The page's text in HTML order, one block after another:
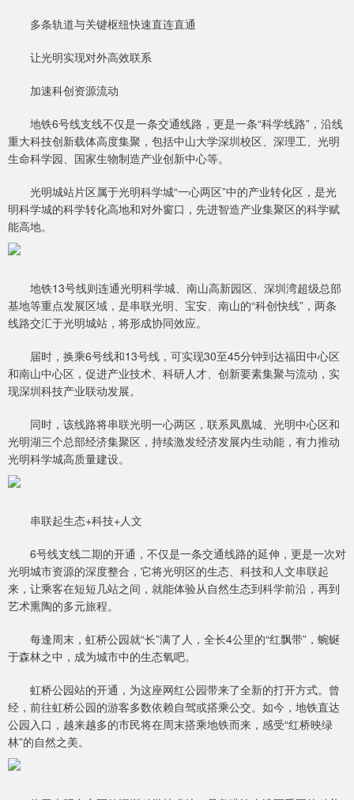
多条轨道与关键枢纽快速直连直通
让光明实现对外高效联系
加速科创资源流动
地铁6号线支线不仅是一条交通线路，更是一条“科学线路”，沿线
重大科技创新载体高度集聚，包括中山大学深圳校区、深理工、光明
生命科学园、国家生物制造产业创新中心等。
光明城站片区属于光明科学城“一心两区”中的产业转化区，是光
明科学城的科学转化高地和对外窗口，先进智造产业集聚区的科学赋
能高地。
地铁13号线则连通光明科学城、南山高新园区、深圳湾超级总部
基地等重点发展区域，是串联光明、宝安、南山的“科创快线”，两条
线路交汇于光明城站，将形成协同效应。
届时，换乘6号线和13号线，可实现30至45分钟到达福田中心区
和南山中心区，促进产业技术、科研人才、创新要素集聚与流动，实
现深圳科技产业联动发展。
同时，该线路将串联光明一心两区，联系凤凰城、光明中心区和
光明湖三个总部经济集聚区，持续激发经济发展内生动能，有力推动
光明科学城高质量建设。
串联起生态+科技+人文
6号线支线二期的开通，不仅是一条交通线路的延伸，更是一次对
光明城市资源的深度整合，它将光明区的生态、科技和人文串联起
来，让乘客在短短几站之间，就能体验从自然生态到科学前沿，再到
艺术熏陶的多元旅程。
每逢周末，虹桥公园就“长”满了人，全长4公里的“红飘带”，蜿蜒
于森林之中，成为城市中的生态氧吧。
虹桥公园站的开通，为这座网红公园带来了全新的打开方式。曾
经，前往虹桥公园的游客多数依赖自驾或搭乘公交。如今，地铁直达
公园入口，越来越多的市民将在周末搭乘地铁而来，感受“红桥映绿
林”的自然之美。